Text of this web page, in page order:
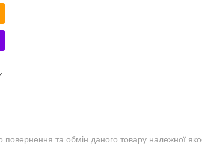
та обмін даного товару належної